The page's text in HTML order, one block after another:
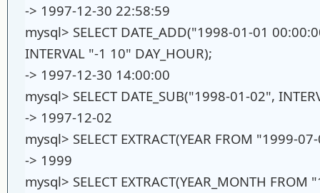
-> 1997-12-30 22:58:59
mysql> SELECT DATE_ADD("1998-01-01
INTERVAL "-1 10" DAY_HOUR);
-> 1997-12-30 14:00:00
mysql> SELECT DATE_SUB("1998-01-02",
-> 1997-12-02
mysql> SELECT EXTRACT(YEAR FROM "1999-
-> 1999
mysql> SELECT EXTRACT(YEAR_MONTH